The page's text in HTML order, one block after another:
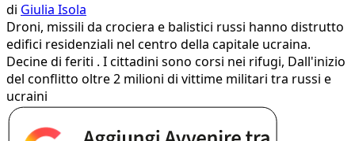
di Giulia Isola
Droni, missili da crociera e balistici russi hanno distrutto
edifici residenziali nel centro della capitale ucraina.
Decine di feriti . I cittadini sono corsi nei rifugi, Dall'inizio
del conflitto oltre 2 milioni di vittime militari tra russi e
ucraini